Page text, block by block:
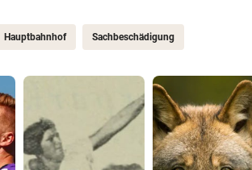
Hauptbahnhof Sachbeschädigung